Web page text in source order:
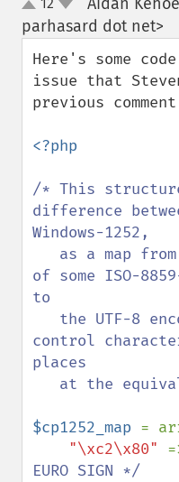
up
down
parhasard dot net>
Here's some
issue that
previous
<?php
/* This
difference
Windows-1252,
of some ISO-
to
control
places
$cp1252_map =
"\xc2\x80"
EURO SIGN */